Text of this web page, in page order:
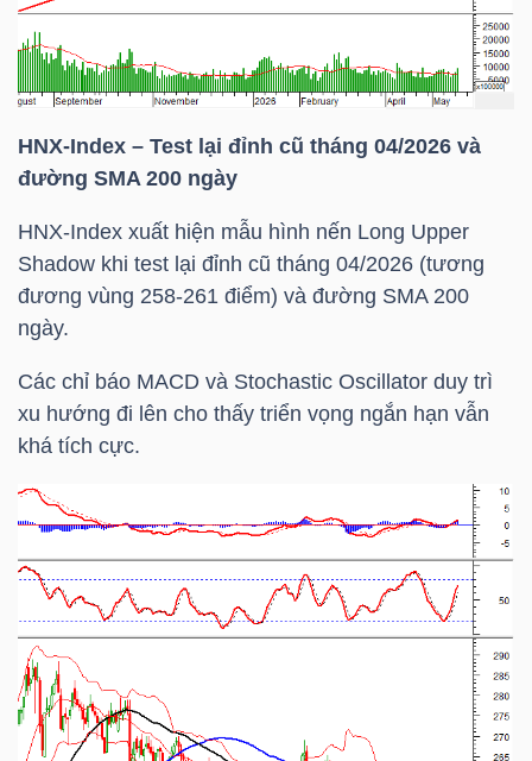
HNX-Index – Test lại đỉnh cũ tháng 04/2026 và
đường SMA 200 ngày
HNX-Index xuất hiện mẫu hình nến Long Upper
Shadow khi test lại đỉnh cũ tháng 04/2026 (tương
đương vùng 258-261 điểm) và đường SMA 200
ngày.
Các chỉ báo MACD và Stochastic Oscillator duy trì
xu hướng đi lên cho thấy triển vọng ngắn hạn vẫn
khá tích cực.
Sách
tài
cụ
đầu
tư
Truyền
thông
tài
chính